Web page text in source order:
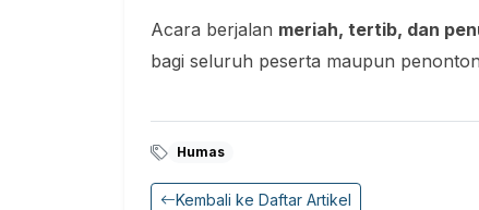
Acara berjalan meriah, tertib, dan
bagi seluruh peserta maupun
Humas
Kembali ke Daftar Artikel